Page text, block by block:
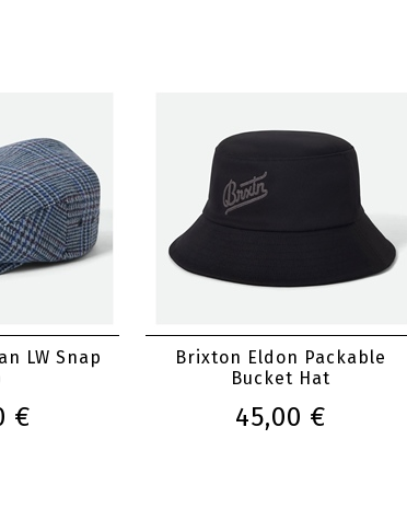
LW Snap
€
Brixton Eldon Packable
Bucket Hat
45,00 €